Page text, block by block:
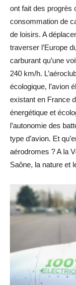
ont fait des progrès
consommation de
de loisirs. A
traverser l’Europe
carburant qu’une
240 km/h.
écologique, l’avion
existant en France
énergétique et
l’autonomie des
type d’avion. Et
aérodromes ? A la
Saône, la nature et